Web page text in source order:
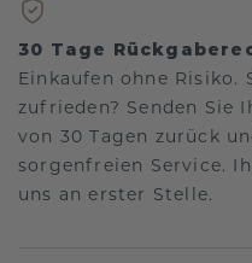
30 Tage
Einkaufen ohne
zufrieden? Senden Sie
von 30 Tagen zurück
sorgenfreien Service.
uns an erster Stelle.